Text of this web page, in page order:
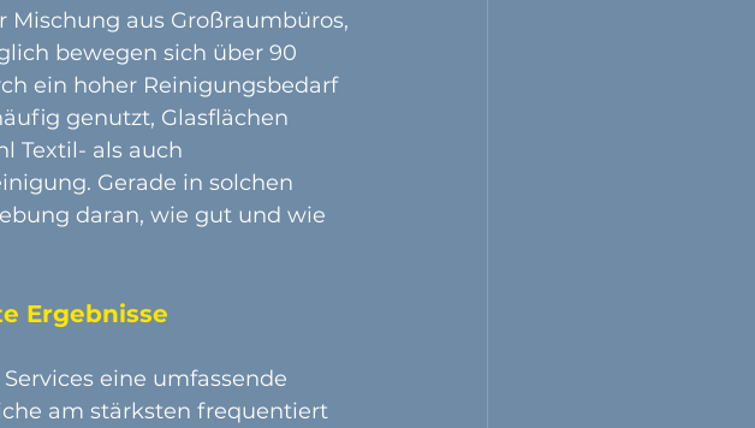
aus Großraumbüros,
bewegen sich über 90
ein hoher Reinigungsbedarf
genutzt, Glasflächen
Textil- als auch
Gerade in solchen
daran, wie gut und wie
Ergebnisse
eine umfassende
am stärksten frequentiert